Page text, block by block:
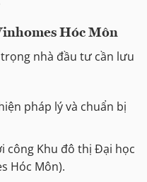
Hóc Môn
nhà đầu tư cần lưu
pháp lý và chuẩn bị
công Khu đô thị Đại học
Hóc Môn).